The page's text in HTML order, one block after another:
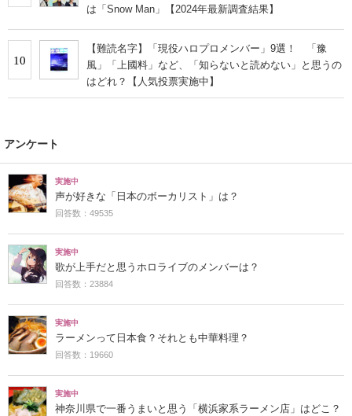
は「Snow Man」【2024年最新調査結果】
10
【難読名字】「現役ハロプロメンバー」9選！ 「豫
風」「上國料」など、「知らないと読めない」と思うの
はどれ？【人気投票実施中】
アンケート
実施中
声が好きな「日本のボーカリスト」は？
回答数：49535
実施中
歌が上手だと思うホロライブのメンバーは？
回答数：23884
実施中
ラーメンって日本食？それとも中華料理？
回答数：19660
実施中
神奈川県で一番うまいと思う「横浜家系ラーメン店」はどこ？